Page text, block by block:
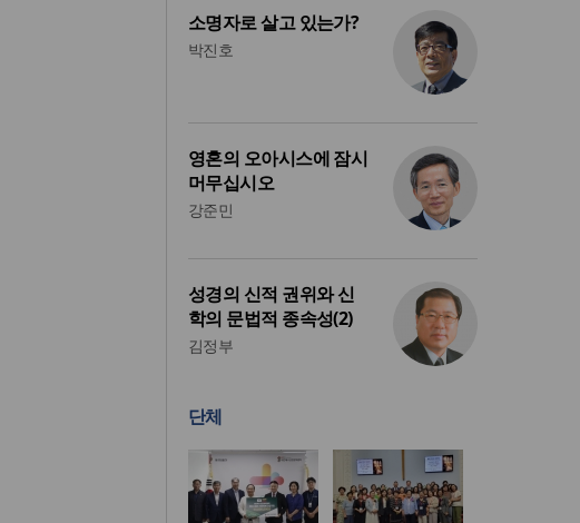
소명자로 살고 있는가?
박진호
영혼의 오아시스에 잠시
머무십시오
강준민
성경의 신적 권위와 신
학의 문법적 종속성(2)
김정부
단체